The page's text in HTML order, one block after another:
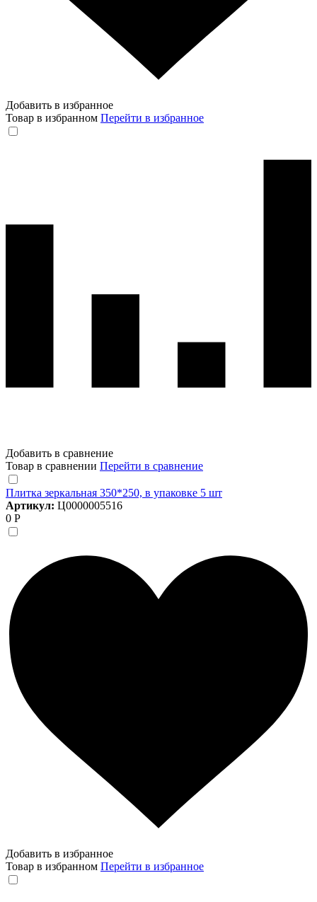
Добавить в избранное
Товар в избранном Перейти в избранное
Добавить в сравнение
Товар в сравнении Перейти в сравнение
Плитка зеркальная 350*250, в упаковке 5 шт
Артикул: Ц0000005516
0 Р
Добавить в избранное
Товар в избранном Перейти в избранное